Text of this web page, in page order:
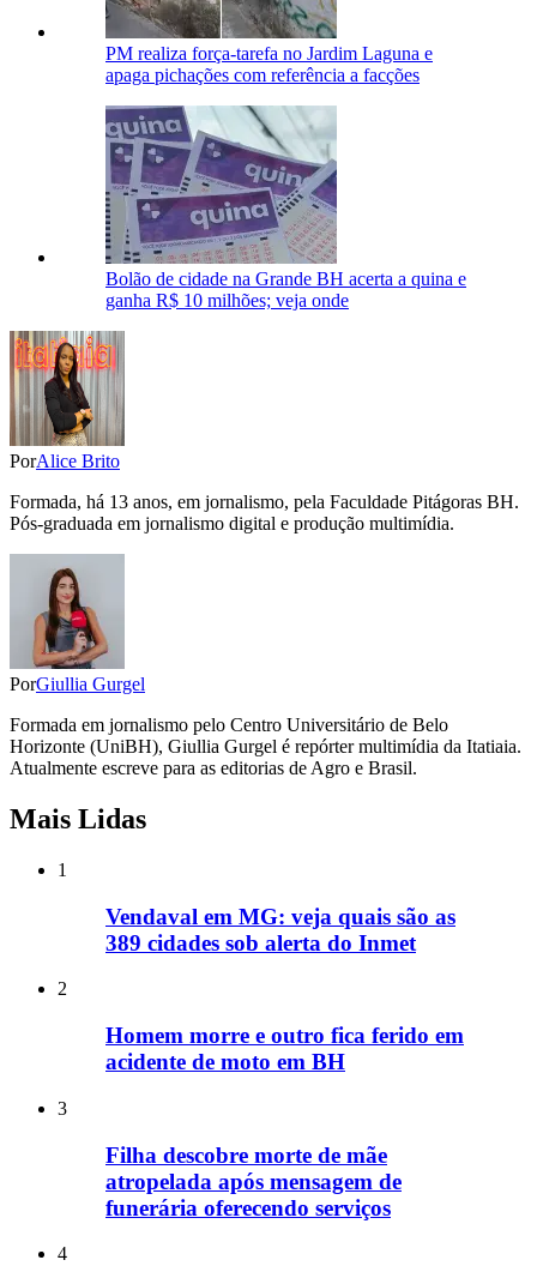
PM realiza força-tarefa no Jardim Laguna e
apaga pichações com referência a facções
Bolão de cidade na Grande BH acerta a quina e
ganha R$ 10 milhões; veja onde
PorAlice Brito
Formada, há 13 anos, em jornalismo, pela Faculdade Pitágoras BH.
Pós-graduada em jornalismo digital e produção multimídia.
PorGiullia Gurgel
Formada em jornalismo pelo Centro Universitário de Belo
Horizonte (UniBH), Giullia Gurgel é repórter multimídia da Itatiaia.
Atualmente escreve para as editorias de Agro e Brasil.
Mais Lidas
1
Vendaval em MG: veja quais são as
389 cidades sob alerta do Inmet
2
Homem morre e outro fica ferido em
acidente de moto em BH
3
Filha descobre morte de mãe
atropelada após mensagem de
funerária oferecendo serviços
4